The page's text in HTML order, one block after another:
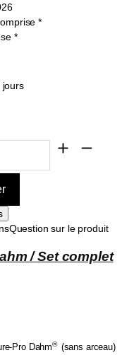
*
*
jours
Question sur le produit
/ Set complet
Pro Dahm® (sans arceau)